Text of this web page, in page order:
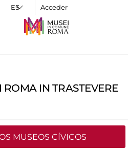
Acceder
ROMA IN TRASTEVERE
MUSEOS CÍVICOS